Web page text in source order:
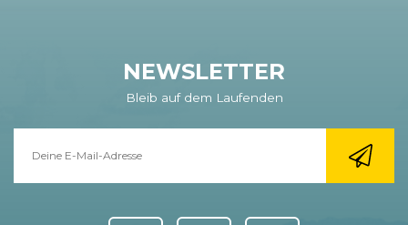
NEWSLETTER
Bleib auf dem Laufenden